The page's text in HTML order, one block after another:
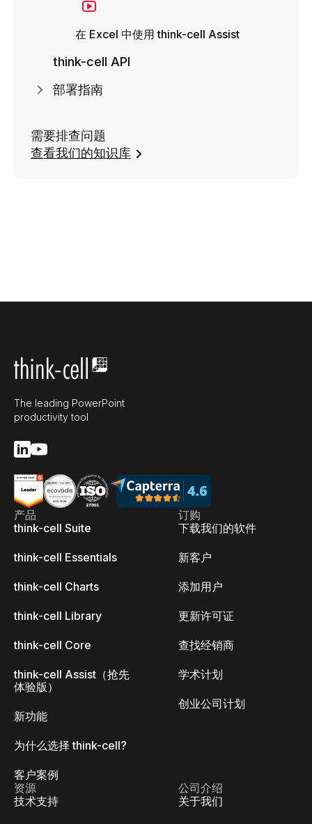
在 Excel 中使用 think-cell Assist
think-cell API
部署指南
需要排查问题
查看我们的知识库
The leading PowerPoint
productivity tool
产品
think-cell Suite
think-cell Essentials
think-cell Charts
think-cell Library
think-cell Core
think-cell Assist（抢先
体验版）
新功能
为什么选择 think-cell?
客户案例
订购
下载我们的软件
新客户
添加用户
更新许可证
查找经销商
学术计划
创业公司计划
资源
技术支持
公司介绍
关于我们